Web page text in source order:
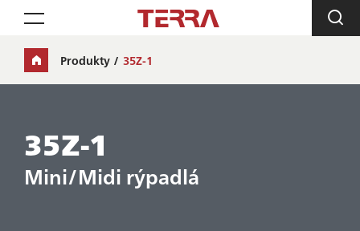
Toggle navigation
Produkty 35Z-1
35Z-1
Mini/Midi rýpadlá